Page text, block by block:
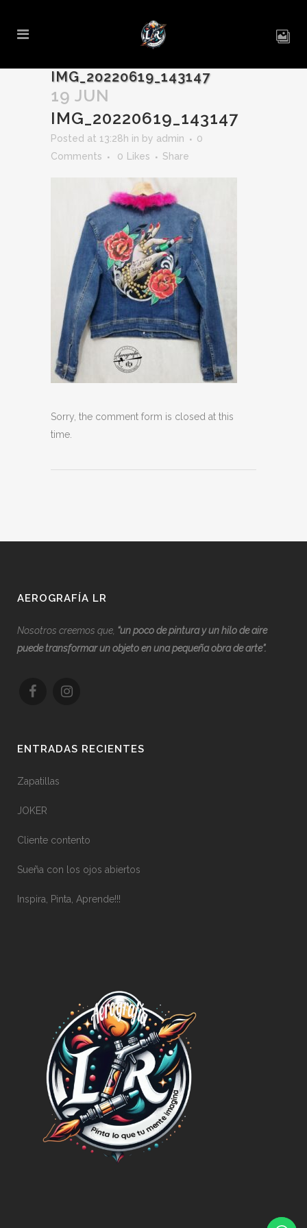
IMG_20220619_143147
19 JUN
IMG_20220619_143147
Posted at 13:28h in by admin
0
Comments
0 Likes Share
Sorry, the comment form is closed at this
time.
AEROGRAFÍA LR
Nosotros creemos que, “un poco de pintura y un hilo de aire
puede transformar un objeto en una pequeña obra de arte”.
ENTRADAS RECIENTES
Zapatillas
JOKER
Cliente contento
Sueña con los ojos abiertos
Inspira, Pinta, Aprende!!!